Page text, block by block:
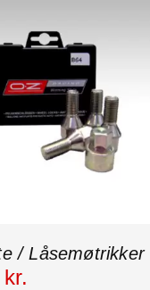
/ Låsemøtrikker
kr.